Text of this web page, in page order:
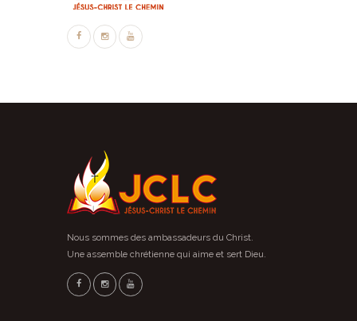
Nous sommes des ambassadeurs du Christ.
Une assemble chrétienne qui aime et sert Dieu.